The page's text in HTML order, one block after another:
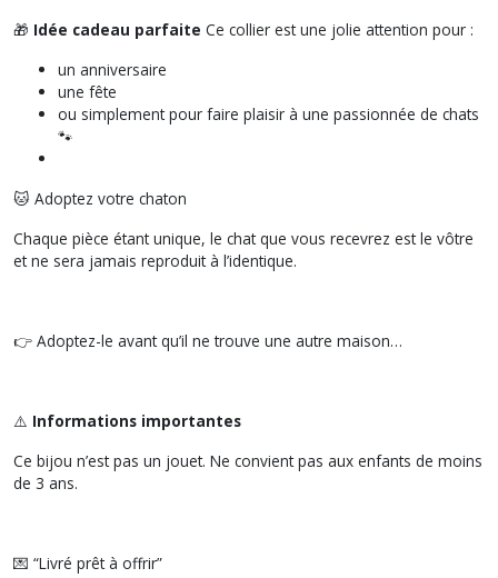
🎁 Idée cadeau parfaite Ce collier est une jolie attention pour :
un anniversaire
une fête
ou simplement pour faire plaisir à une passionnée de chats
🐾
🐱 Adoptez votre chaton
Chaque pièce étant unique, le chat que vous recevrez est le vôtre
et ne sera jamais reproduit à l’identique.
👉 Adoptez-le avant qu’il ne trouve une autre maison…
⚠️ Informations importantes
Ce bijou n’est pas un jouet. Ne convient pas aux enfants de moins
de 3 ans.
💌 “Livré prêt à offrir”